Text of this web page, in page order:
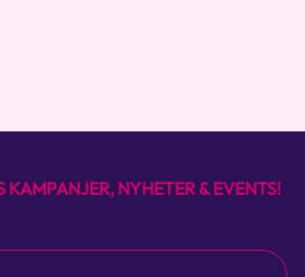
KAMPANJER, NYHETER & EVENTS!